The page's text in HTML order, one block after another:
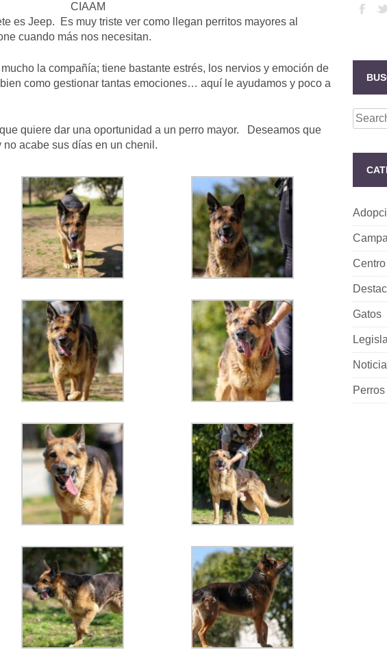
CIAAM
es Jeep. Es muy triste ver como llegan perritos mayores al
cuando más nos necesitan.
la compañía; tiene bastante estrés, los nervios y emoción de
como gestionar tantas emociones… aquí le ayudamos y poco a
quiere dar una oportunidad a un perro mayor. Deseamos que
acabe sus días en un chenil.
for:
Gatos
Perros